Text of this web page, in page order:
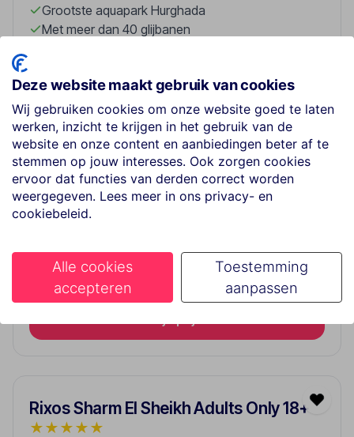
Grootste aquapark Hurghada
Met meer dan 40 glijbanen
Ideaal voor families
Zeer goed 8.6
Gastbeoordeling
6 dagen / 5 nachten
8 april 2027
All Inclusief
Düsseldorf
Rixos Sharm El Sheikh Adults Only 18+
★★★★★
Deze website maakt gebruik van cookies
Wij gebruiken cookies om onze website goed te laten
werken, inzicht te krijgen in het gebruik van de
website en onze content en aanbiedingen beter af te
stemmen op jouw interesses. Ook zorgen cookies
ervoor dat functies van derden correct worden
weergegeven. Lees meer in ons privacy- en
cookiebeleid.
Alle cookies
accepteren
Toestemming
aanpassen